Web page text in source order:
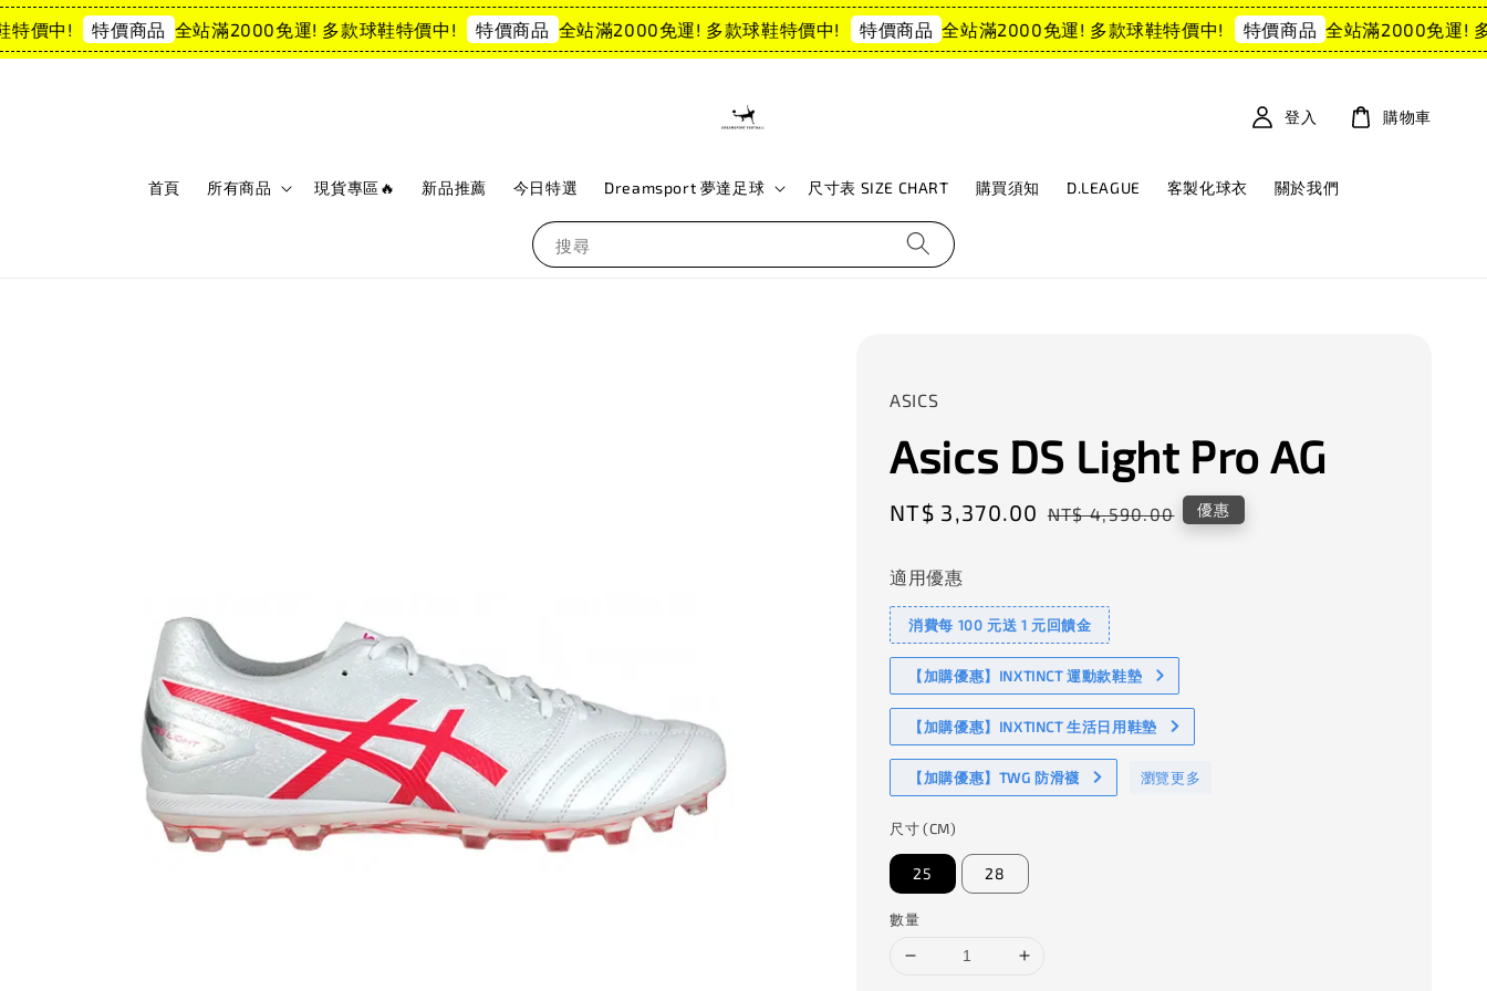
價中! 特價商品 全站滿2000免運! 多款球鞋特價中! 特價商品 全站滿2000免運! 多款球鞋特價中! 特價商品 全站滿2000免運! 多款球鞋特價中! 特價商品 全站滿2000免運! 多
搜尋
首頁 所有商品 現貨專區🔥 新品推薦 今日特選 Dreamsport 夢達足球 尺寸表 SIZE CHART 購買須知 D.LEAGUE 客製化球衣 關於我們
登入 購物車
ASICS
Asics DS Light Pro AG
Sale
NT$ 3,370.00 Regular
NT$ 4,590.00 優惠
適用優惠
消費每 100 元送 1 元回饋金
【加購優惠】INXTINCT 運動款鞋墊
【加購優惠】INXTINCT 生活日用鞋墊
【加購優惠】TWG 防滑襪 瀏覽更多
尺寸 (CM)
25 28
數量